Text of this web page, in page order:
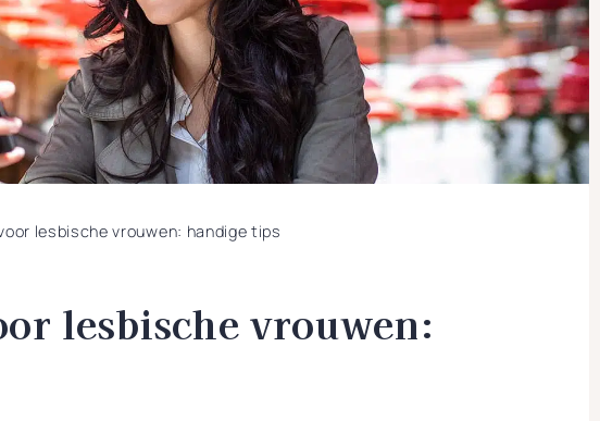
lesbische vrouwen: handige tips
lesbische vrouwen: